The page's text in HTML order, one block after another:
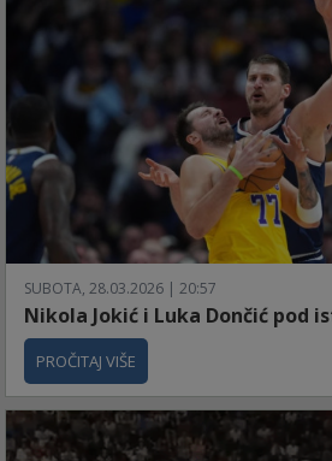
SUBOTA, 28.03.2026 | 20:57
Nikola Jokić i Luka Dončić pod
PROČITAJ VIŠE